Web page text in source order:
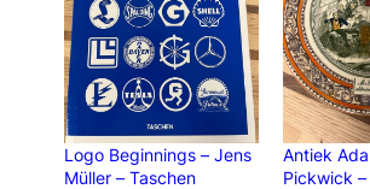
Logo Beginnings – Jens
Müller – Taschen
Antiek
Pickwick